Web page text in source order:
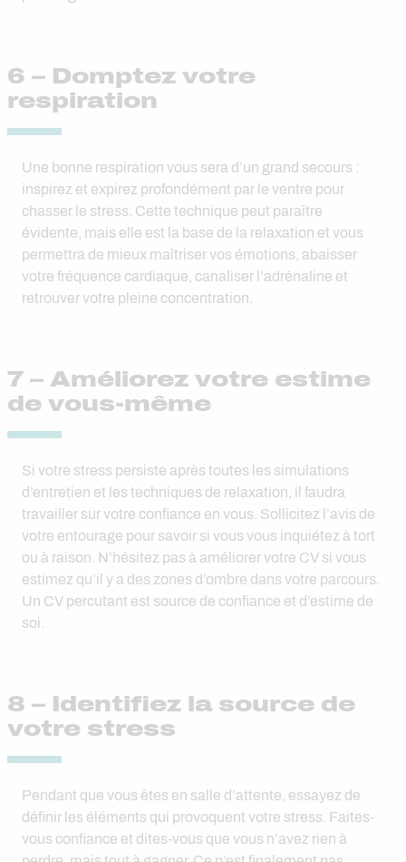
6 – Domptez votre
respiration
Une bonne respiration vous sera d’un grand secours :
inspirez et expirez profondément par le ventre pour
chasser le stress. Cette technique peut paraître
évidente, mais elle est la base de la relaxation et vous
permettra de mieux maîtriser vos émotions, abaisser
votre fréquence cardiaque, canaliser l’adrénaline et
retrouver votre pleine concentration.
7 – Améliorez votre estime
de vous-même
Si votre stress persiste après toutes les simulations
d’entretien et les techniques de relaxation, il faudra
travailler sur votre confiance en vous. Sollicitez l’avis de
votre entourage pour savoir si vous vous inquiétez à tort
ou à raison. N’hésitez pas à améliorer votre CV si vous
estimez qu’il y a des zones d’ombre dans votre parcours.
Un CV percutant est source de confiance et d’estime de
soi.
8 – Identifiez la source de
votre stress
Pendant que vous êtes en salle d’attente, essayez de
définir les éléments qui provoquent votre stress. Faites-
vous confiance et dites-vous que vous n’avez rien à